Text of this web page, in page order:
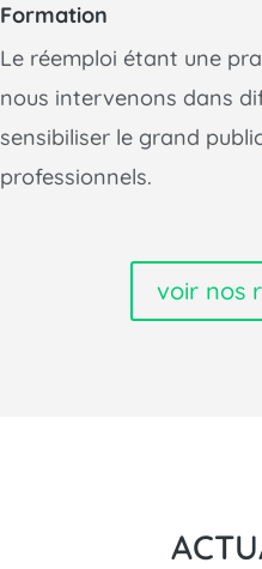
Formation
Le réemploi étant une
nous intervenons dans
sensibiliser le grand
professionnels.
voir nos